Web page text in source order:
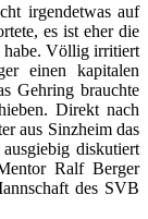
irgendetwas auf
es ist eher die
habe. Völlig irritiert
einen kapitalen
Gehring brauchte
Direkt nach
aus Sinzheim das
diskutiert
Ralf Berger
des SVB